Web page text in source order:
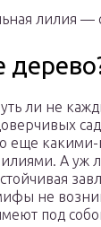
лилия —
ли не
еще
А уж
не
под